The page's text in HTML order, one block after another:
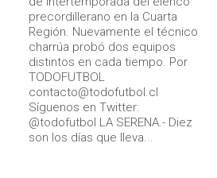
precordillerano en la Cuarta
Región. Nuevamente el técnico
charrúa probó dos equipos
distintos en cada tiempo. Por
TODOFUTBOL
contacto@todofutbol.cl
Síguenos en Twitter:
@todofutbol LA SERENA.- Diez
son los días que lleva...